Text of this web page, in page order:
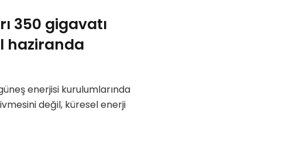
350 gigavatı
haziranda
enerjisi kurulumlarında
değil, küresel enerji